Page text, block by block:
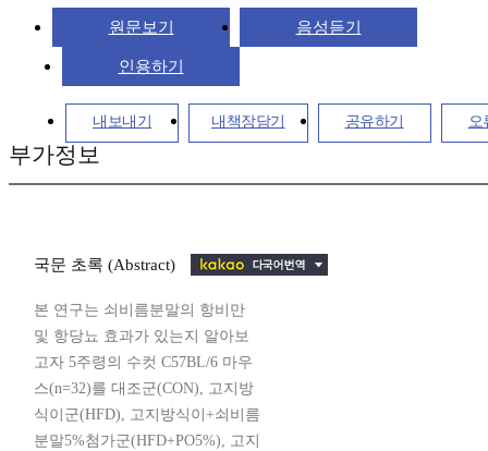
원문보기 음성듣기
인용하기
내보내기 내책장담기 공유하기 오
부가정보
국문 초록 (Abstract)
본 연구는 쇠비름분말의 항비만
및 항당뇨 효과가 있는지 알아보
고자 5주령의 수컷 C57BL/6 마우
스(n=32)를 대조군(CON), 고지방
식이군(HFD), 고지방식이+쇠비름
분말5%첨가군(HFD+PO5%), 고지